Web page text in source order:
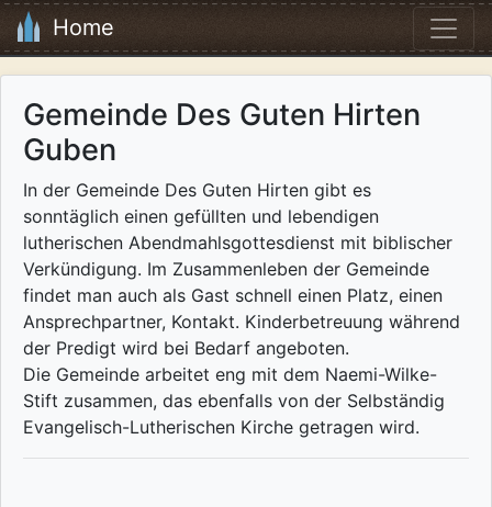
Home
Gemeinde Des Guten Hirten
Guben
In der Gemeinde Des Guten Hirten gibt es
sonntäglich einen gefüllten und lebendigen
lutherischen Abendmahlsgottesdienst mit biblischer
Verkündigung. Im Zusammenleben der Gemeinde
findet man auch als Gast schnell einen Platz, einen
Ansprechpartner, Kontakt. Kinderbetreuung während
der Predigt wird bei Bedarf angeboten.
Die Gemeinde arbeitet eng mit dem Naemi-Wilke-
Stift zusammen, das ebenfalls von der Selbständig
Evangelisch-Lutherischen Kirche getragen wird.